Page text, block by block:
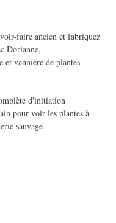
faire ancien et fabriquez
Dorianne,
et vannière de plantes
d'initiation
pour voir les plantes à
sauvage